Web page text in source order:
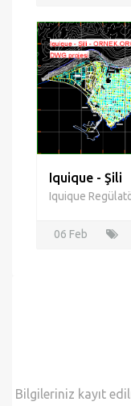
Iquique - Şili